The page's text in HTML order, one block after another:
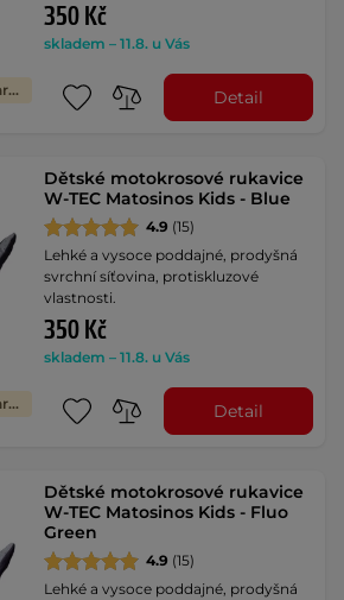
Výměna velikosti zdarma
350 Kč
skladem – 11.8. u Vás
Detail
Výměna velikosti zdarma
Dětské motokrosové rukavice
W-TEC Matosinos Kids - Blue
4.9 (15)
Lehké a vysoce poddajné, prodyšná
svrchní síťovina, protiskluzové
vlastnosti.
350 Kč
skladem – 11.8. u Vás
Detail
Dětské motokrosové rukavice
W-TEC Matosinos Kids - Fluo
Green
4.9 (15)
Lehké a vysoce poddajné, prodyšná